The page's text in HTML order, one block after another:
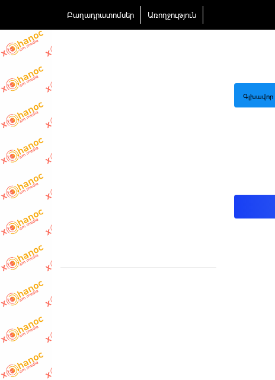
Բաղադրատոմսեր Առողջություն
Գլխավոր